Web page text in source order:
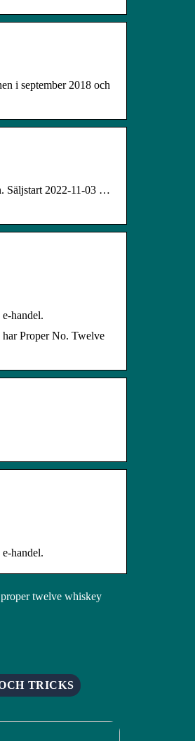
i september 2018 och
Säljstart 2022-11-03 …
handel.
Proper No. Twelve
handel.
twelve whiskey
TRICKS